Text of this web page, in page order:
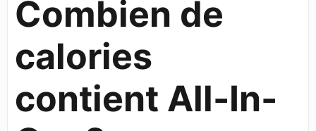
Combien de
calories
contient All-In-